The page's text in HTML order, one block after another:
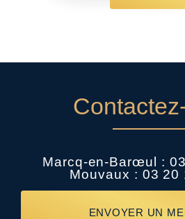
Marcq-en-Barœul :
Mouvaux : 03 20
ENVOYER UN